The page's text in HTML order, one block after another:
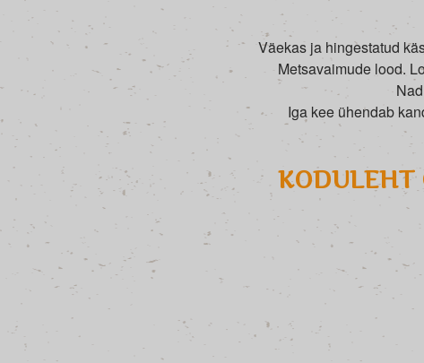
Väekas ja hingestatud
Metsavaimude lood.
Iga kee ühendab
KODULEHT